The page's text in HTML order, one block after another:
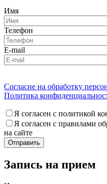
Имя
Телефон
E-mail
Согласие на обработку
Политика
Я согласен с политикой
Я согласен с правилами
на сайте
Запись на прием